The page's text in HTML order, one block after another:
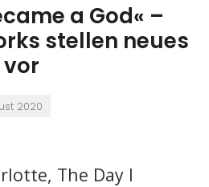
a God« –
stellen neues
2020
The Day I